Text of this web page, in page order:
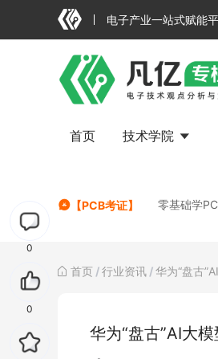
0
0
电子产业一站式赋能
首页 技术学院
【PCB考证】 零基础学
首页 /行业资讯 /华为“盘古
华为“盘古”AI大